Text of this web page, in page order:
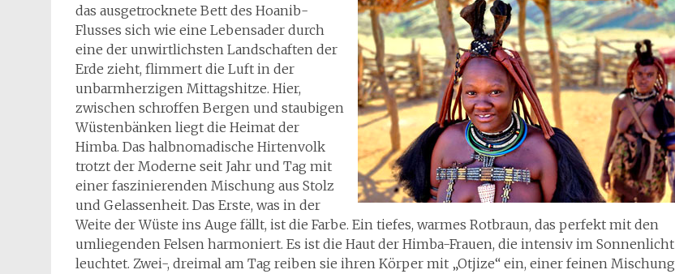
das ausgetrocknete Bett des Hoanib-
Flusses sich wie eine Lebensader durch
eine der unwirtlichsten Landschaften der
Erde zieht, flimmert die Luft in der
unbarmherzigen Mittagshitze. Hier,
zwischen schroffen Bergen und staubigen
Wüstenbänken liegt die Heimat der
Himba. Das halbnomadische Hirtenvolk
trotzt der Moderne seit Jahr und Tag mit
einer faszinierenden Mischung aus Stolz
und Gelassenheit. Das Erste, was in der
Weite der Wüste ins Auge fällt, ist die Farbe. Ein tiefes, warmes Rotbraun, das perfekt mit den
umliegenden Felsen harmoniert. Es ist die Haut der Himba-Frauen, die intensiv im Sonnenlicht
leuchtet. Zwei-, dreimal am Tag reiben sie ihren Körper mit „Otjize“ ein, einer feinen Mischung